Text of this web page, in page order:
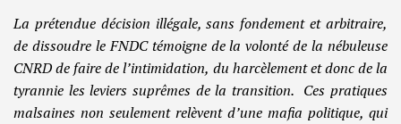
La prétendue décision illégale, sans fondement et arbitraire,
de dissoudre le FNDC témoigne de la volonté de la nébuleuse
CNRD de faire de l’intimidation, du harcèlement et donc de la
tyrannie les leviers suprêmes de la transition. Ces pratiques
malsaines non seulement relèvent d’une mafia politique, qui